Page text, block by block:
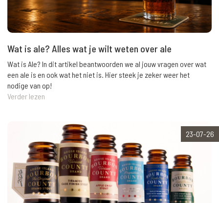
Wat is ale? Alles wat je wilt weten over ale
Wat is Ale? In dit artikel beantwoorden we al jouw vragen over wat
een ale is en ook wat het niet is. Hier steek je zeker weer het
nodige van op!
Verder lezen
23-07-26